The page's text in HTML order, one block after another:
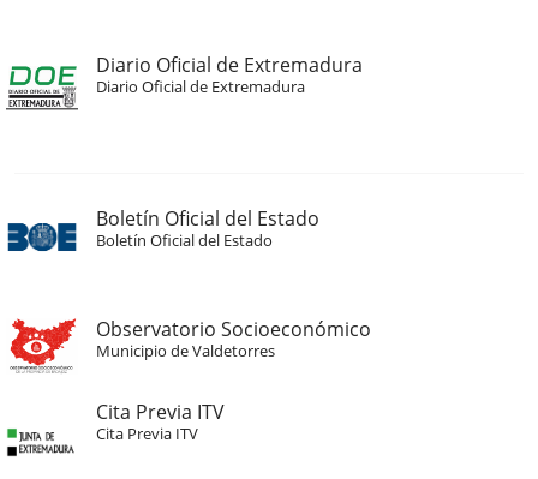
Diario Oficial de Extremadura
Diario Oficial de Extremadura
Boletín Oficial del Estado
Boletín Oficial del Estado
Observatorio Socioeconómico
Municipio de Valdetorres
Cita Previa ITV
Cita Previa ITV